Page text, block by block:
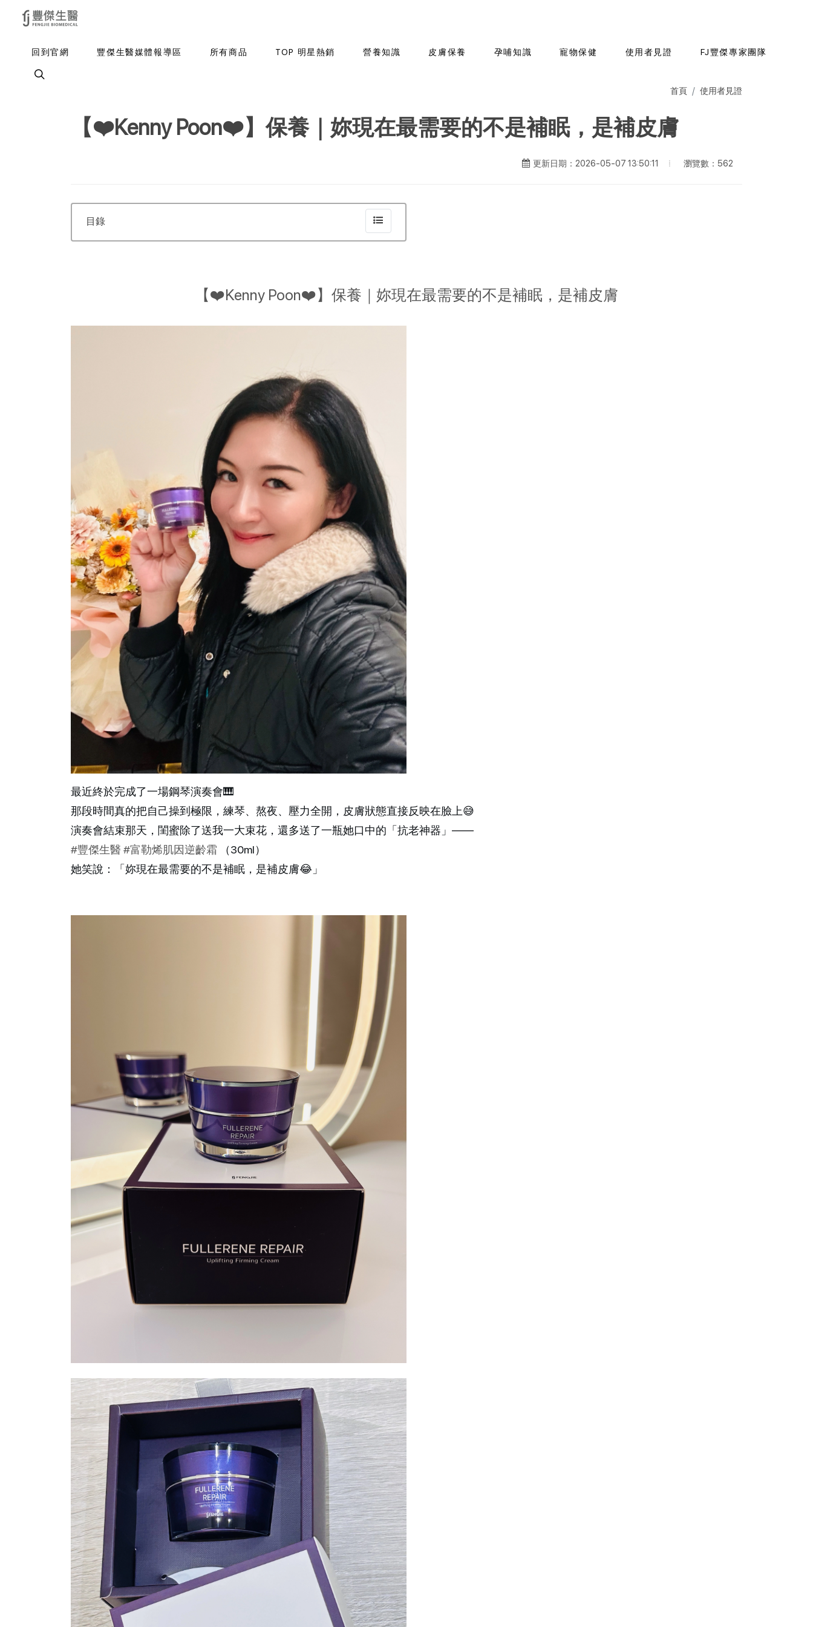
回到官網 豐傑生醫媒體報導區 所有商品 TOP 明星熱銷 營養知識 皮膚保養 孕哺知識 寵物保健 使用者見證 FJ豐傑專家團隊
首頁 使用者見證
【❤️Kenny Poon❤️】保養｜妳現在最需要的不是補眠，是補皮膚
更新日期：2026-05-07 13:50:11 瀏覽數：562
目錄
【❤️Kenny Poon❤️】保養｜妳現在最需要的不是補眠，是補皮膚
最近終於完成了一場鋼琴演奏會🎹
那段時間真的把自己操到極限，練琴、熬夜、壓力全開，皮膚狀態直接反映在臉上😅
演奏會結束那天，閨蜜除了送我一大束花，還多送了一瓶她口中的「抗老神器」——
#豐傑生醫 #富勒烯肌因逆齡霜 （30ml）
她笑說：「妳現在最需要的不是補眠，是補皮膚😂」